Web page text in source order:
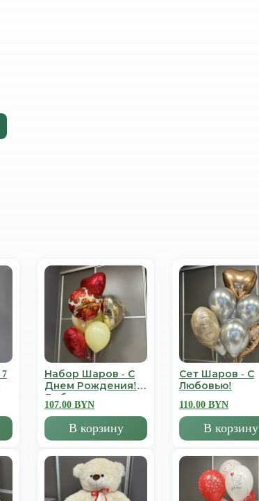
Набор Шаров - С
Днем Рождения!
Люблю
107.00 BYN
В корзину
Сет Шаров - С
Любовью!
110.00 BYN
В корзину